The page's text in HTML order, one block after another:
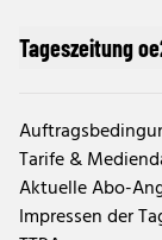
Tageszeitung
Tarife &
Aktuelle Abo-
Impressen der